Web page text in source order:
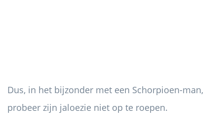
Dus, in het bijzonder met een Schorpioen-man,
probeer zijn jaloezie niet op te roepen.